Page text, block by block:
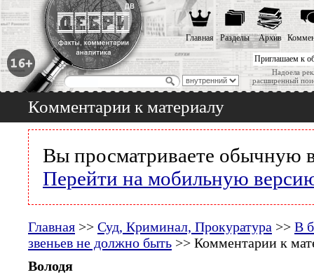
Приглашаем к
Надоела
расширенный
Главная Разделы Архив
Комментарии к материалу
Вы просматриваете обычную
Перейти на мобильную
Главная >> Суд, Криминал, Прокуратура >> В
звеньев не должно быть >> Комментарии к
Володя